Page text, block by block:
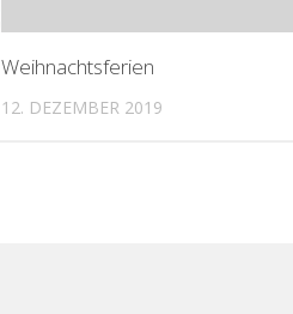
Weihnachtsferien
12. DEZEMBER 2019